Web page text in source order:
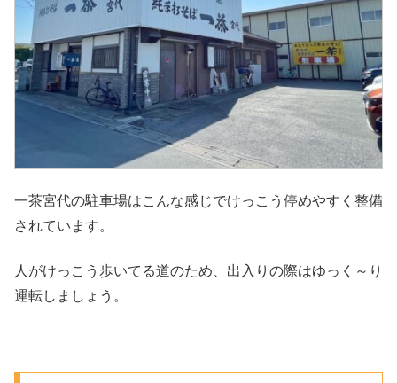
一茶宮代の駐車場はこんな感じでけっこう停めやすく整備
されています。
人がけっこう歩いてる道のため、出入りの際はゆっく～り
運転しましょう。